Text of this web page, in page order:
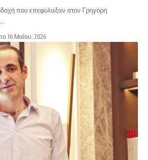
που επεφύλαξαν στον Γρηγόρη
16 Μαΐου, 2026